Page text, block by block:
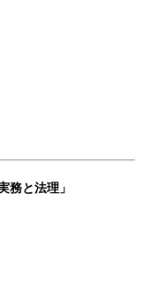
務と法理」